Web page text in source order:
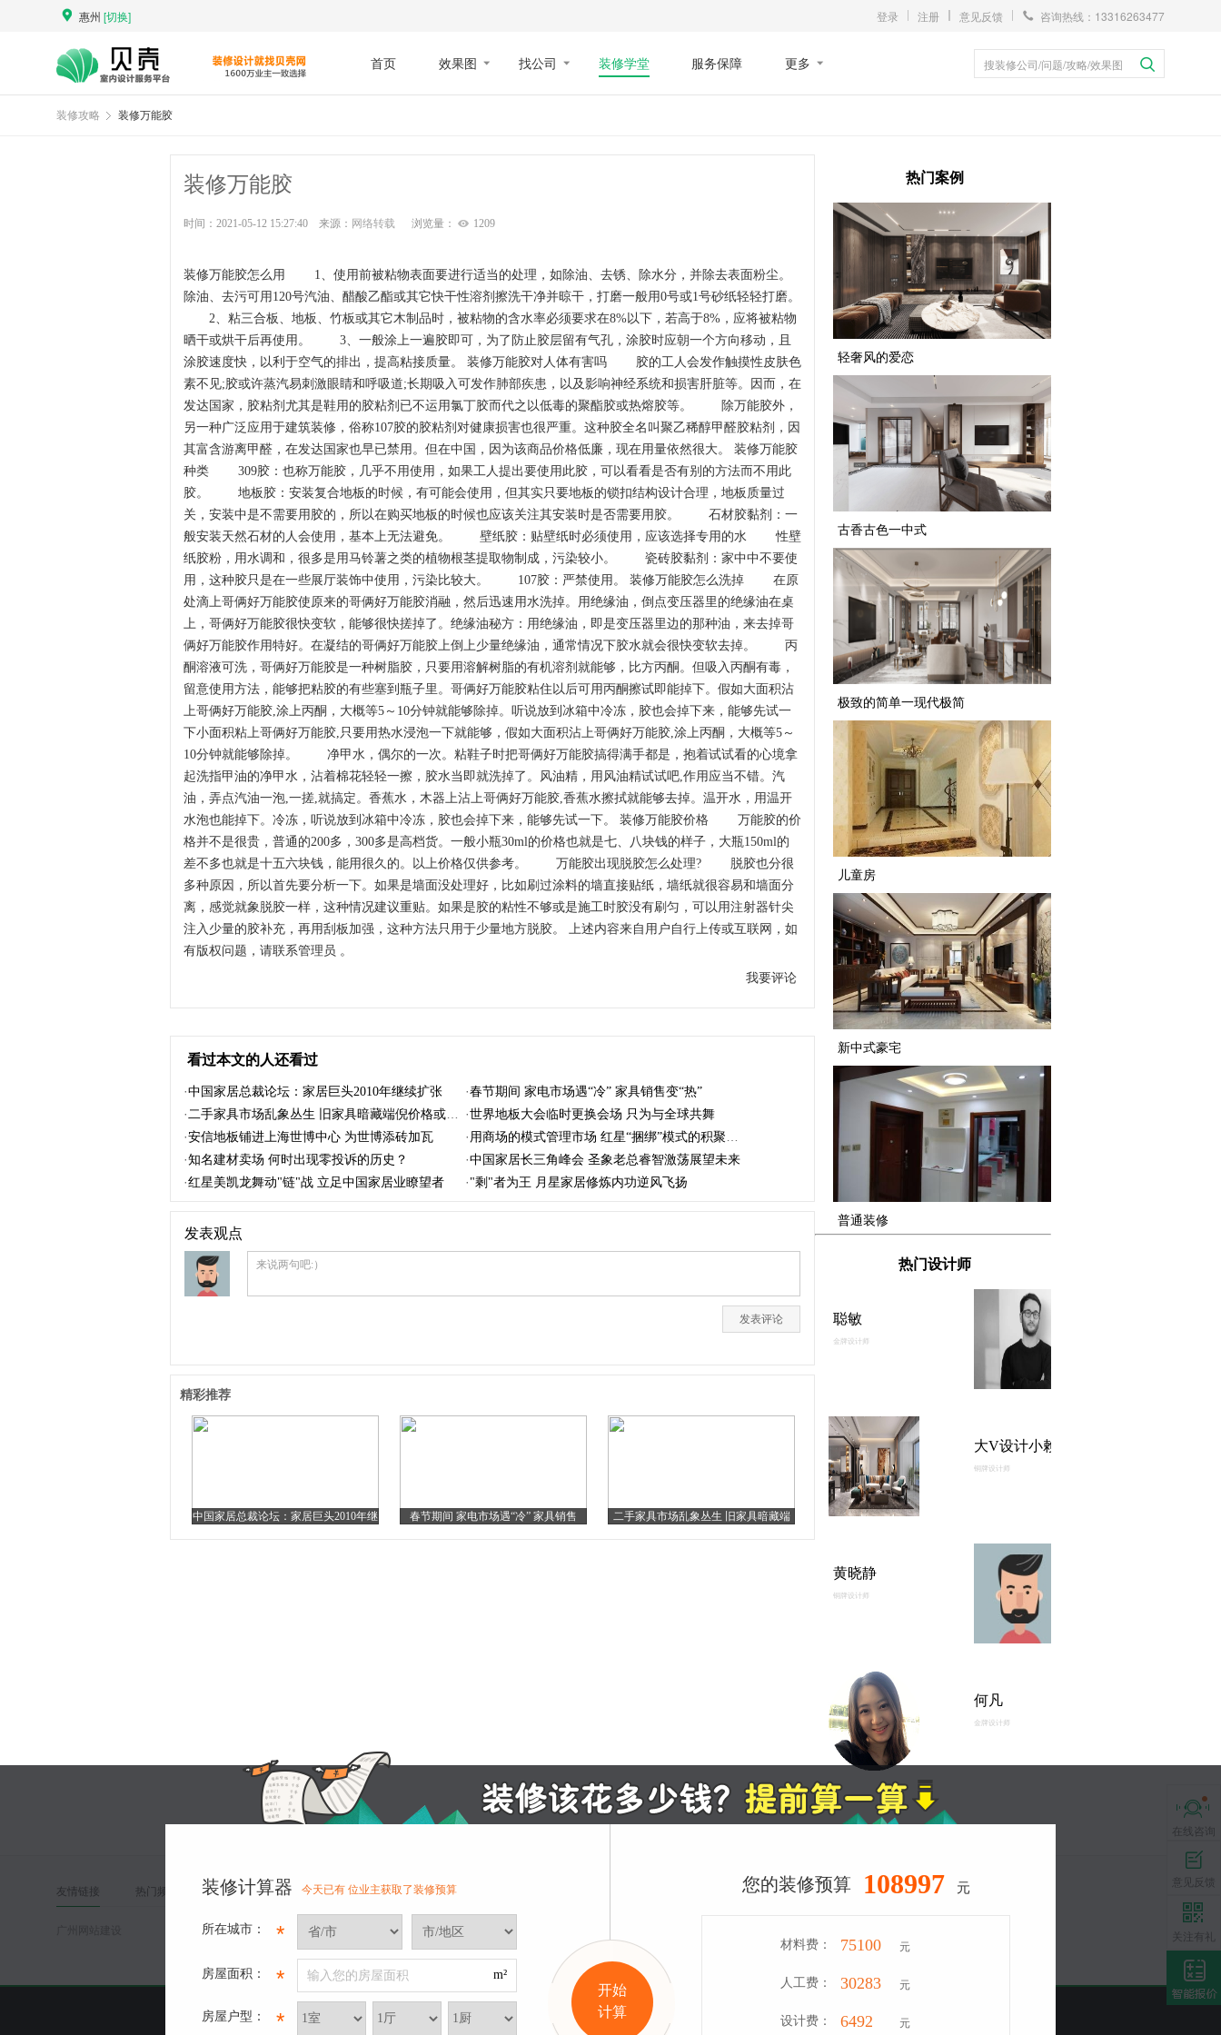
惠州 [切换] 咨询热线：13316263477
意见反馈
注册
登录
首页 效果图 找公司 装修学堂 服务保障 更多 搜装修公司/问题/攻略/效果图
装修攻略 装修万能胶
装修万能胶
时间：2021-05-12 15:27:40 来源： 网络转载 浏览量： 1209
装修万能胶怎么用 1、使用前被粘物表面要进行适当的处理，如除油、去锈、除水分，并除去表面粉尘。
除油、去污可用120号汽油、醋酸乙酯或其它快干性溶剂擦洗干净并晾干，打磨一般用0号或1号砂纸轻轻打磨。
2、粘三合板、地板、竹板或其它木制品时，被粘物的含水率必须要求在8%以下，若高于8%，应将被粘物
晒干或烘干后再使用。 3、一般涂上一遍胶即可，为了防止胶层留有气孔，涂胶时应朝一个方向移动，且
涂胶速度快，以利于空气的排出，提高粘接质量。 装修万能胶对人体有害吗 胶的工人会发作触摸性皮肤色
素不见;胶或许蒸汽易刺激眼睛和呼吸道;长期吸入可发作肺部疾患，以及影响神经系统和损害肝脏等。因而，在
发达国家，胶粘剂尤其是鞋用的胶粘剂已不运用氯丁胶而代之以低毒的聚酯胶或热熔胶等。 除万能胶外，
另一种广泛应用于建筑装修，俗称107胶的胶粘剂对健康损害也很严重。这种胶全名叫聚乙稀醇甲醛胶粘剂，因
其富含游离甲醛，在发达国家也早已禁用。但在中国，因为该商品价格低廉，现在用量依然很大。 装修万能胶
种类 309胶：也称万能胶，几乎不用使用，如果工人提出要使用此胶，可以看看是否有别的方法而不用此
胶。 地板胶：安装复合地板的时候，有可能会使用，但其实只要地板的锁扣结构设计合理，地板质量过
关，安装中是不需要用胶的，所以在购买地板的时候也应该关注其安装时是否需要用胶。 石材胶黏剂：一
般安装天然石材的人会使用，基本上无法避免。 壁纸胶：贴壁纸时必须使用，应该选择专用的水 性壁
纸胶粉，用水调和，很多是用马铃薯之类的植物根茎提取物制成，污染较小。 瓷砖胶黏剂：家中中不要使
用，这种胶只是在一些展厅装饰中使用，污染比较大。 107胶：严禁使用。 装修万能胶怎么洗掉 在原
处滴上哥俩好万能胶使原来的哥俩好万能胶消融，然后迅速用水洗掉。用绝缘油，倒点变压器里的绝缘油在桌
上，哥俩好万能胶很快变软，能够很快搓掉了。绝缘油秘方：用绝缘油，即是变压器里边的那种油，来去掉哥
俩好万能胶作用特好。在凝结的哥俩好万能胶上倒上少量绝缘油，通常情况下胶水就会很快变软去掉。 丙
酮溶液可洗，哥俩好万能胶是一种树脂胶，只要用溶解树脂的有机溶剂就能够，比方丙酮。但吸入丙酮有毒，
留意使用方法，能够把粘胶的有些塞到瓶子里。哥俩好万能胶粘住以后可用丙酮擦试即能掉下。假如大面积沾
上哥俩好万能胶,涂上丙酮，大概等5～10分钟就能够除掉。听说放到冰箱中冷冻，胶也会掉下来，能够先试一
下小面积粘上哥俩好万能胶,只要用热水浸泡一下就能够，假如大面积沾上哥俩好万能胶,涂上丙酮，大概等5～
10分钟就能够除掉。 净甲水，偶尔的一次。粘鞋子时把哥俩好万能胶搞得满手都是，抱着试试看的心境拿
起洗指甲油的净甲水，沾着棉花轻轻一擦，胶水当即就洗掉了。风油精，用风油精试试吧,作用应当不错。汽
油，弄点汽油一泡,一搓,就搞定。香蕉水，木器上沾上哥俩好万能胶,香蕉水擦拭就能够去掉。温开水，用温开
水泡也能掉下。冷冻，听说放到冰箱中冷冻，胶也会掉下来，能够先试一下。 装修万能胶价格 万能胶的价
格并不是很贵，普通的200多，300多是高档货。一般小瓶30ml的价格也就是七、八块钱的样子，大瓶150ml的
差不多也就是十五六块钱，能用很久的。以上价格仅供参考。 万能胶出现脱胶怎么处理? 脱胶也分很
多种原因，所以首先要分析一下。如果是墙面没处理好，比如刷过涂料的墙直接贴纸，墙纸就很容易和墙面分
离，感觉就象脱胶一样，这种情况建议重贴。如果是胶的粘性不够或是施工时胶没有刷匀，可以用注射器针尖
注入少量的胶补充，再用刮板加强，这种方法只用于少量地方脱胶。 上述内容来自用户自行上传或互联网，如
有版权问题，请联系管理员 。
我要评论
看过本文的人还看过
·中国家居总裁论坛：家居巨头2010年继续扩张 ·春节期间 家电市场遇“冷” 家具销售变“热”
·二手家具市场乱象丛生 旧家具暗藏端倪价格或飙升 ·世界地板大会临时更换会场 只为与全球共舞
·安信地板铺进上海世博中心 为世博添砖加瓦 · 用商场的模式管理市场 红星“捆绑”模式的积聚效应
·知名建材卖场 何时出现零投诉的历史？ ·中国家居长三角峰会 圣象老总睿智激荡展望未来
·红星美凯龙舞动"链"战 立足中国家居业瞭望者 · "剩"者为王 月星家居修炼内功逆风飞扬
发表观点
来说两句吧:）
精彩推荐
中国家居总裁论坛：家居巨头2010年继
春节期间 家电市场遇“冷” 家具销售
二手家具市场乱象丛生 旧家具暗藏端
热门案例
轻奢风的爱恋
古香古色一中式
极致的简单一现代极简
儿童房
新中式豪宅
普通装修
热门设计师
聪敏
金牌设计师
大V设计小赖
铜牌设计师
黄晓静
铜牌设计师
何凡
金牌设计师
装修计算器 今天已有 位业主获取了装修预算
*
所在城市：
*
房屋面积： 输入您的房屋面积 m²
*
房屋户型：
开始
计算
您的装修预算 40158 元
材料费： 18004 元
人工费： 23845 元
设计费： 7993 元
友情链接 热门频道 关于我们 友链合作
联系方式 常见问题
在线咨询
意见反馈
关注有礼
查看业
获10000
在线咨询
意见反馈
关注有礼
查看业
获10000